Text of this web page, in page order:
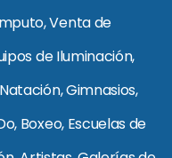
Venta de
de Iluminación,
Gimnasios,
Boxeo, Escuelas de